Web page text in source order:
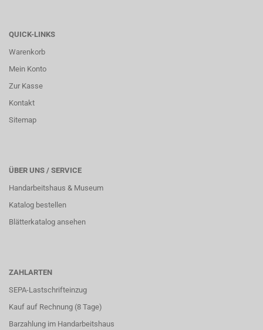
QUICK-LINKS
Warenkorb
Mein Konto
Zur Kasse
Kontakt
Sitemap
ÜBER UNS / SERVICE
Handarbeitshaus & Museum
Katalog bestellen
Blätterkatalog ansehen
ZAHLARTEN
SEPA-Lastschrifteinzug
Kauf auf Rechnung (8 Tage)
Barzahlung im Handarbeitshaus